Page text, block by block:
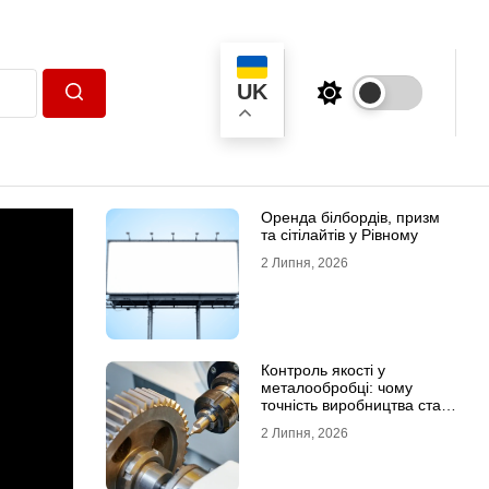
UK
Оренда білбордів, призм
та сітілайтів у Рівному
2 Липня, 2026
Контроль якості у
металообробці: чому
точність виробництва стає
перевагою
2 Липня, 2026